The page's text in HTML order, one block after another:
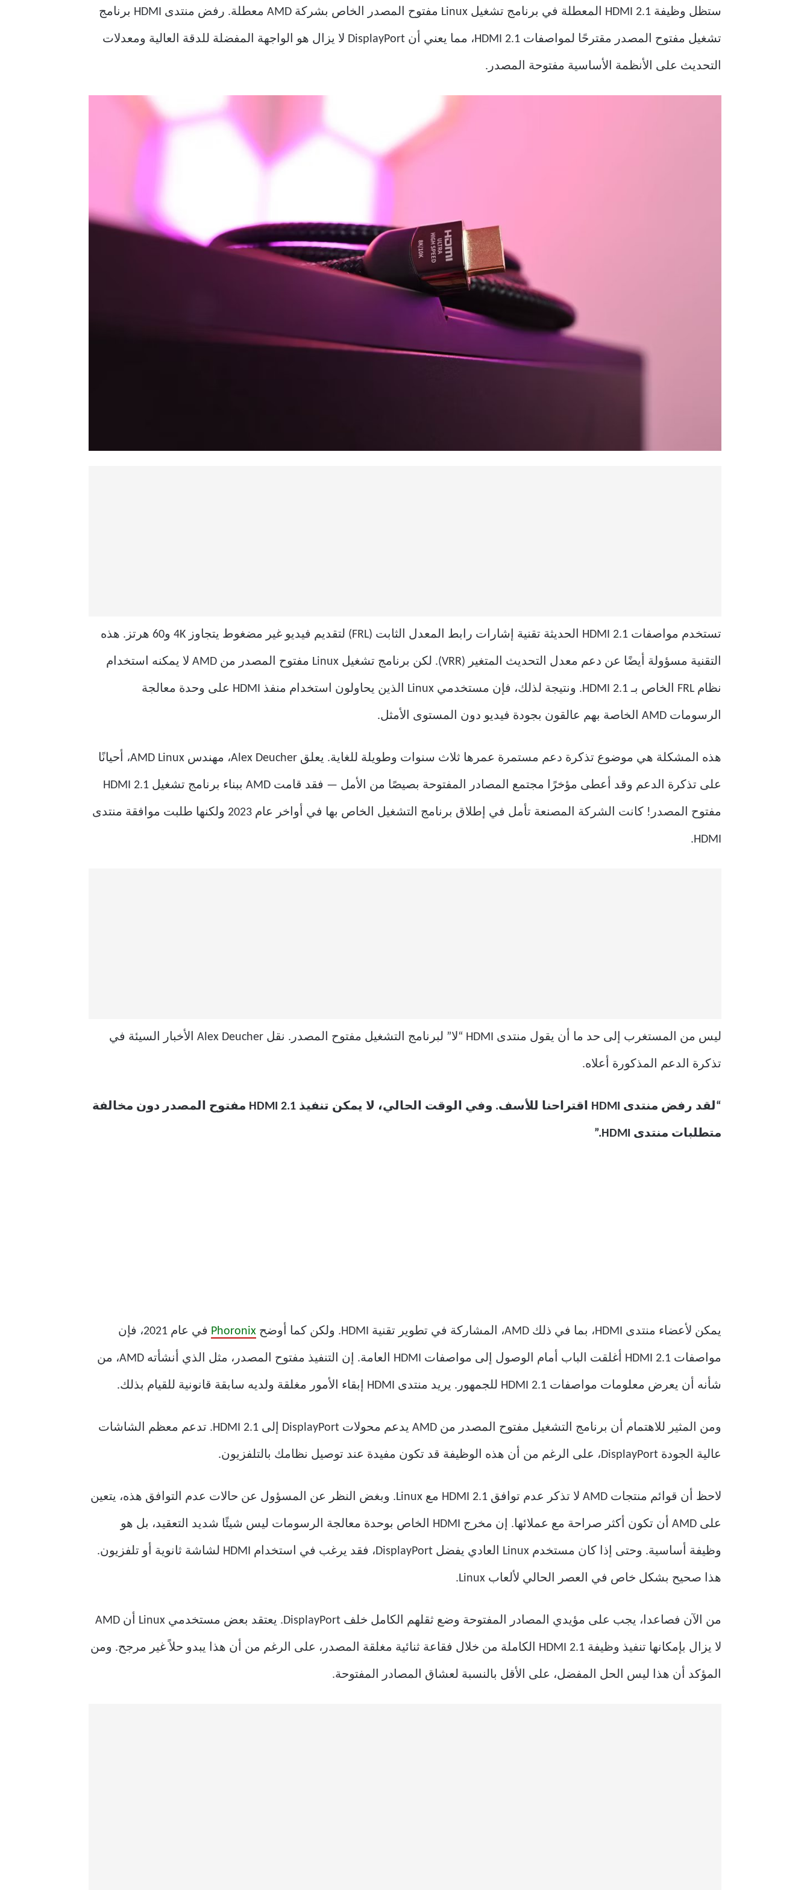
ستظل وظيفة HDMI 2.1 المعطلة في برنامج تشغيل Linux مفتوح المصدر الخاص بشركة AMD معطلة. رفض منتدى HDMI برنامج
تشغيل مفتوح المصدر مقترحًا لمواصفات HDMI 2.1، مما يعني أن DisplayPort لا يزال هو الواجهة المفضلة للدقة العالية ومعدلات
التحديث على الأنظمة الأساسية مفتوحة المصدر.
تستخدم مواصفات HDMI 2.1 الحديثة تقنية إشارات رابط المعدل الثابت (FRL) لتقديم فيديو غير مضغوط يتجاوز 4K و60 هرتز. هذه
التقنية مسؤولة أيضًا عن دعم معدل التحديث المتغير (VRR). لكن برنامج تشغيل Linux مفتوح المصدر من AMD لا يمكنه استخدام
نظام FRL الخاص بـ HDMI 2.1. ونتيجة لذلك، فإن مستخدمي Linux الذين يحاولون استخدام منفذ HDMI على وحدة معالجة
الرسومات AMD الخاصة بهم عالقون بجودة فيديو دون المستوى الأمثل.
هذه المشكلة هي موضوع تذكرة دعم مستمرة عمرها ثلاث سنوات وطويلة للغاية. يعلق Alex Deucher، مهندس AMD Linux، أحيانًا
على تذكرة الدعم وقد أعطى مؤخرًا مجتمع المصادر المفتوحة بصيصًا من الأمل — فقد قامت AMD ببناء برنامج تشغيل HDMI 2.1
مفتوح المصدر! كانت الشركة المصنعة تأمل في إطلاق برنامج التشغيل الخاص بها في أواخر عام 2023 ولكنها طلبت موافقة منتدى
HDMI.
ليس من المستغرب إلى حد ما أن يقول منتدى HDMI “لا” لبرنامج التشغيل مفتوح المصدر. نقل Alex Deucher الأخبار السيئة في
تذكرة الدعم المذكورة أعلاه.
“لقد رفض منتدى HDMI اقتراحنا للأسف. وفي الوقت الحالي، لا يمكن تنفيذ HDMI 2.1 مفتوح المصدر دون مخالفة
متطلبات منتدى HDMI.”
يمكن لأعضاء منتدى HDMI، بما في ذلك AMD، المشاركة في تطوير تقنية HDMI. ولكن كما أوضح Phoronix في عام 2021، فإن
مواصفات HDMI 2.1 أغلقت الباب أمام الوصول إلى مواصفات HDMI العامة. إن التنفيذ مفتوح المصدر، مثل الذي أنشأته AMD، من
شأنه أن يعرض معلومات مواصفات HDMI 2.1 للجمهور. يريد منتدى HDMI إبقاء الأمور مغلقة ولديه سابقة قانونية للقيام بذلك.
ومن المثير للاهتمام أن برنامج التشغيل مفتوح المصدر من AMD يدعم محولات DisplayPort إلى HDMI 2.1. تدعم معظم الشاشات
عالية الجودة DisplayPort، على الرغم من أن هذه الوظيفة قد تكون مفيدة عند توصيل نظامك بالتلفزيون.
لاحظ أن قوائم منتجات AMD لا تذكر عدم توافق HDMI 2.1 مع Linux. وبغض النظر عن المسؤول عن حالات عدم التوافق هذه، يتعين
على AMD أن تكون أكثر صراحة مع عملائها. إن مخرج HDMI الخاص بوحدة معالجة الرسومات ليس شيئًا شديد التعقيد، بل هو
وظيفة أساسية. وحتى إذا كان مستخدم Linux العادي يفضل DisplayPort، فقد يرغب في استخدام HDMI لشاشة ثانوية أو تلفزيون.
هذا صحيح بشكل خاص في العصر الحالي لألعاب Linux.
من الآن فصاعدا، يجب على مؤيدي المصادر المفتوحة وضع ثقلهم الكامل خلف DisplayPort. يعتقد بعض مستخدمي Linux أن AMD
لا يزال بإمكانها تنفيذ وظيفة HDMI 2.1 الكاملة من خلال فقاعة ثنائية مغلقة المصدر، على الرغم من أن هذا يبدو حلاً غير مرجح. ومن
المؤكد أن هذا ليس الحل المفضل، على الأقل بالنسبة لعشاق المصادر المفتوحة.